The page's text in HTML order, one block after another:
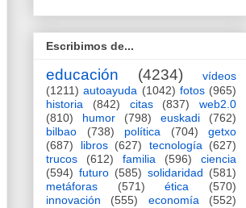
Escribimos de...
educación (4234)
vídeos
(1211) autoayuda (1042) fotos (965)
historia
(842) citas (837)
web2.0
(810)
humor (798) euskadi
(762)
bilbao
(738) política (704)
getxo
(687)
libros (627) tecnología
(627)
trucos
(612) familia (596)
ciencia
(594) futuro (585) solidaridad (581)
metáforas
(571) ética
(570)
innovación
(555) economía
(552)